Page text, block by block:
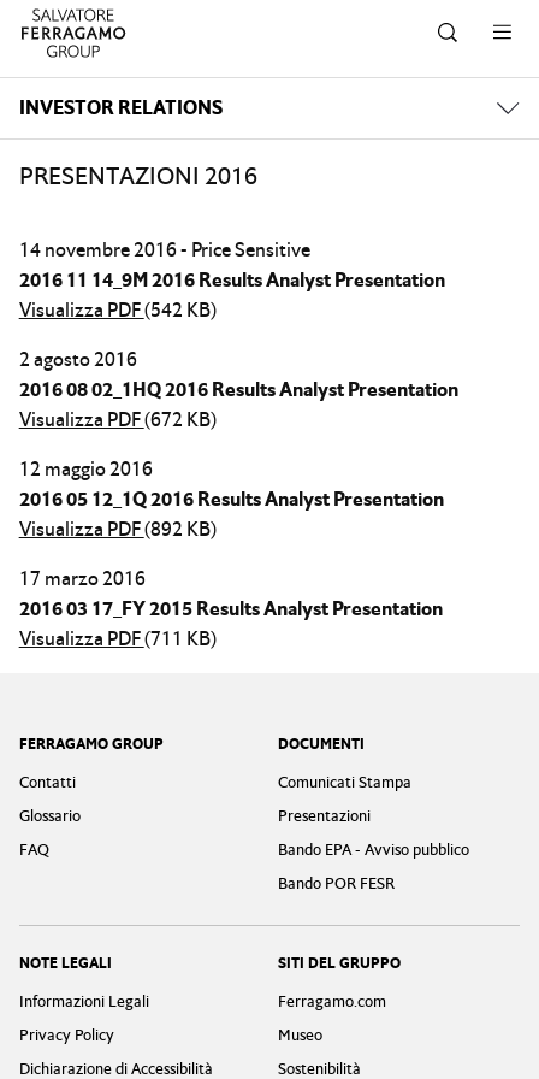
Salta alla navigazione
Salta al contenuto principale
Salta al piè di pagina
INVESTOR RELATIONS
PRESENTAZIONI 2016
14 novembre 2016 - Price Sensitive
2016 11 14_9M 2016 Results Analyst Presentation
Visualizza PDF(542 KB)
2 agosto 2016
2016 08 02_1HQ 2016 Results Analyst Presentation
Visualizza PDF(672 KB)
12 maggio 2016
2016 05 12_1Q 2016 Results Analyst Presentation
Visualizza PDF(892 KB)
17 marzo 2016
2016 03 17_FY 2015 Results Analyst Presentation
Visualizza PDF(711 KB)
Footer
FERRAGAMO GROUP
Contatti
Glossario
FAQ
DOCUMENTI
Comunicati Stampa
Presentazioni
Bando EPA - Avviso pubblico
Bando POR FESR
NOTE LEGALI
Informazioni Legali
Privacy Policy
Dichiarazione di Accessibilità
SITI DEL GRUPPO
Ferragamo.com
Museo
Sostenibilità